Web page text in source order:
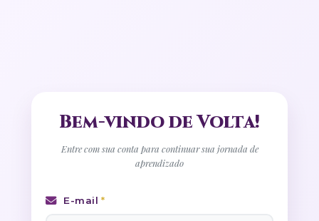
Bem-vindo de Volta!
Entre com sua conta para continuar sua jornada de
aprendizado
E-mail *